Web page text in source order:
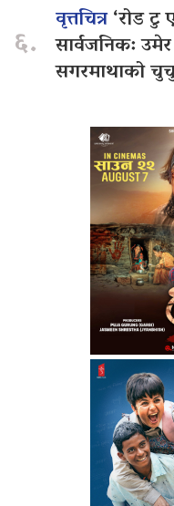
६.
वृत्तचित्र‘रोड टु
सार्वजनिक:
सगरमाथाको